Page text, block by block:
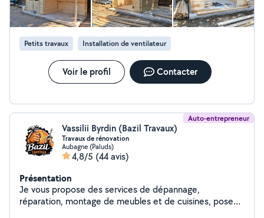
Petits travaux Installation de ventilateur
Voir le profil Contacter
Auto-entrepreneur
Vassilii Byrdin (Bazil Travaux)
Travaux de rénovation
Aubagne (Paluds)
4,8/5 (44 avis)
Présentation
Je vous propose des services de dépannage,
réparation, montage de meubles et de cuisines, pose